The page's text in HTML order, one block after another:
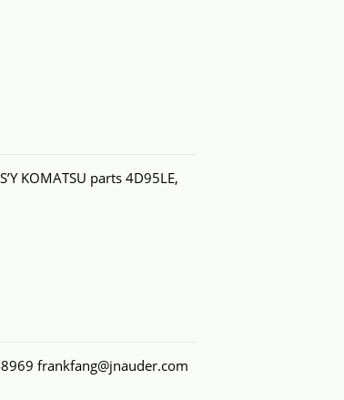
KOMATSU parts 4D95LE,
frankfang@jnauder.com